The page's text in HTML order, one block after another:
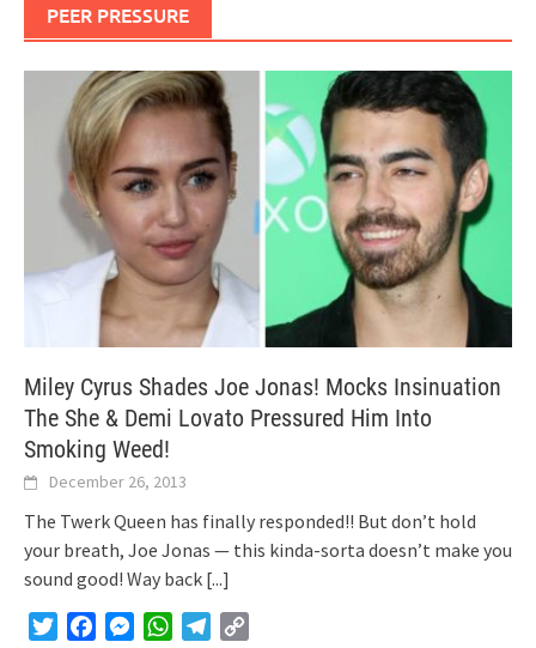
PEER PRESSURE
Miley Cyrus Shades Joe Jonas! Mocks Insinuation
The She & Demi Lovato Pressured Him Into
Smoking Weed!
December 26, 2013
The Twerk Queen has finally responded!! But don’t hold
your breath, Joe Jonas — this kinda-sorta doesn’t make you
sound good! Way back [...]
TwitterFacebookMessengerWhatsAppTelegram